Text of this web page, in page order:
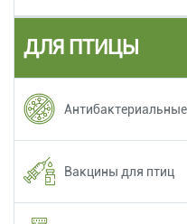
ДЛЯ ПТИЦЫ
Вакцины для птиц